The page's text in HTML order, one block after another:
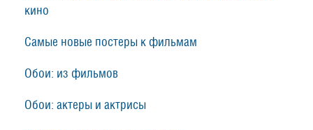
кино
Самые новые постеры к фильмам
Обои: из фильмов
Обои: актеры и актрисы